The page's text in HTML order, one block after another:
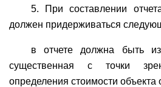
5. При составлении
должен придерживаться
в отчете должна быть
существенная с точки
определения стоимости объекта